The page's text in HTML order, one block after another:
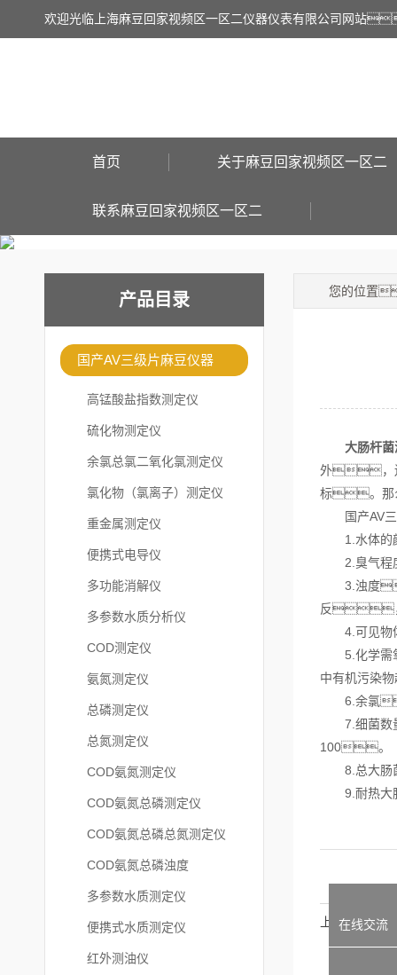
欢迎光临上海麻豆回家视频区一区二仪器仪表有限公司网站
首页 关于麻豆回家视频区一区二
联系麻豆回家视频区一区二
产品目录
国产AV三级片麻豆仪器
高锰酸盐指数测定仪
硫化物测定仪
余氯总氯二氧化氯测定仪
氯化物（氯离子）测定仪
重金属测定仪
便携式电导仪
多功能消解仪
多参数水质分析仪
COD测定仪
氨氮测定仪
总磷测定仪
总氮测定仪
COD氨氮测定仪
COD氨氮总磷测定仪
COD氨氮总磷总氮测定仪
COD氨氮总磷浊度
多参数水质测定仪
便携式水质测定仪
红外测油仪
您的位置
大肠杆
外，
标。那
国产AV三
1.水体的
2.臭气程
3.浊度
反，
4.可见物
5.化学需
中有机污染
6.余氯
7.细菌数
100。
8.总大肠
9.耐热大肠
上一篇：
在线交流